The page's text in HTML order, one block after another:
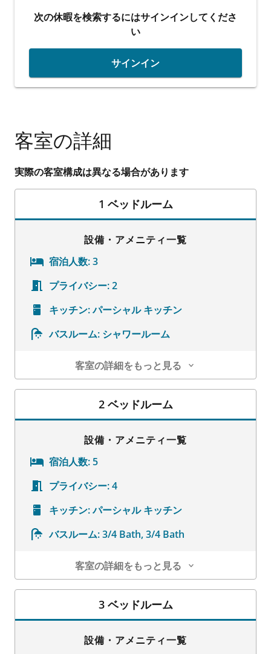
次の休暇を検索するにはサインインしてくださ
い
サインイン
客室の詳細
実際の客室構成は異なる場合があります
1 ベッドルーム
設備・アメニティ一覧
宿泊人数:3
プライバシー:2
キッチン:パーシャル キッチン
バスルーム: シャワールーム
客室の詳細をもっと見る
客室の詳細
2 ベッドルーム
設備・アメニティ一覧
宿泊人数: 5
プライバシー:4
キッチン:パーシャル キッチン
バスルーム:3/4 Bath, 3/4 Bath
客室の詳細をもっと見る
客室の詳細
3 ベッドルーム
設備・アメニティ一覧